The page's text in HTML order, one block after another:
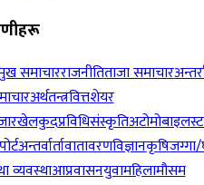
समाचारराजनीतिताजा समाचार
अर्थतन्त्रवित्तशेयर
खेलकुदप्रविधिसंस्कृतिअटोमोबाइल
अन्तर्वार्तावातावरणविज्ञानकृषि
व्यवस्थाआप्रवासनयुवामहिलामौसम